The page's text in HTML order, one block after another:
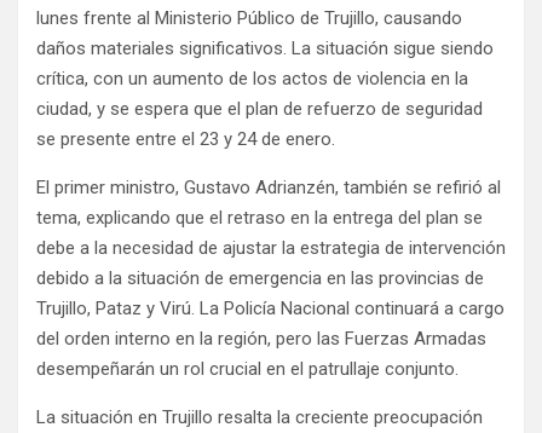
lunes frente al Ministerio Público de Trujillo, causando
daños materiales significativos. La situación sigue siendo
crítica, con un aumento de los actos de violencia en la
ciudad, y se espera que el plan de refuerzo de seguridad
se presente entre el 23 y 24 de enero.
El primer ministro, Gustavo Adrianzén, también se refirió al
tema, explicando que el retraso en la entrega del plan se
debe a la necesidad de ajustar la estrategia de intervención
debido a la situación de emergencia en las provincias de
Trujillo, Pataz y Virú. La Policía Nacional continuará a cargo
del orden interno en la región, pero las Fuerzas Armadas
desempeñarán un rol crucial en el patrullaje conjunto.
La situación en Trujillo resalta la creciente preocupación